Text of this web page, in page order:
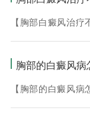
【胸部白癜风治
胸部的白癜风病
【胸部的白癜风